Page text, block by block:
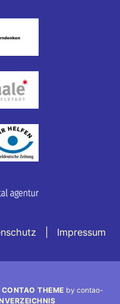
Impressum
THEME by contao-